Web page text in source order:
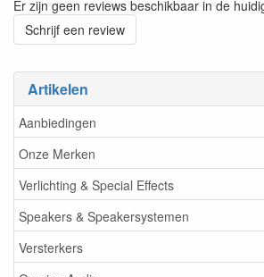
Artikelen
Aanbiedingen
Onze Merken
Verlichting & Special Effects
Speakers & Speakersystemen
Versterkers
Er zijn geen reviews beschikbaar in de
Schrijf een review